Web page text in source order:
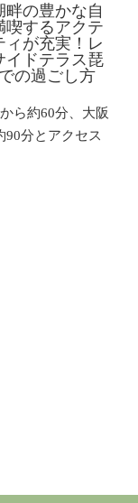
畔の豊かな自
喫するアクテ
ィが充実！レ
イドテラス琵
の過ごし方
ら約60分、大阪
90分とアクセス